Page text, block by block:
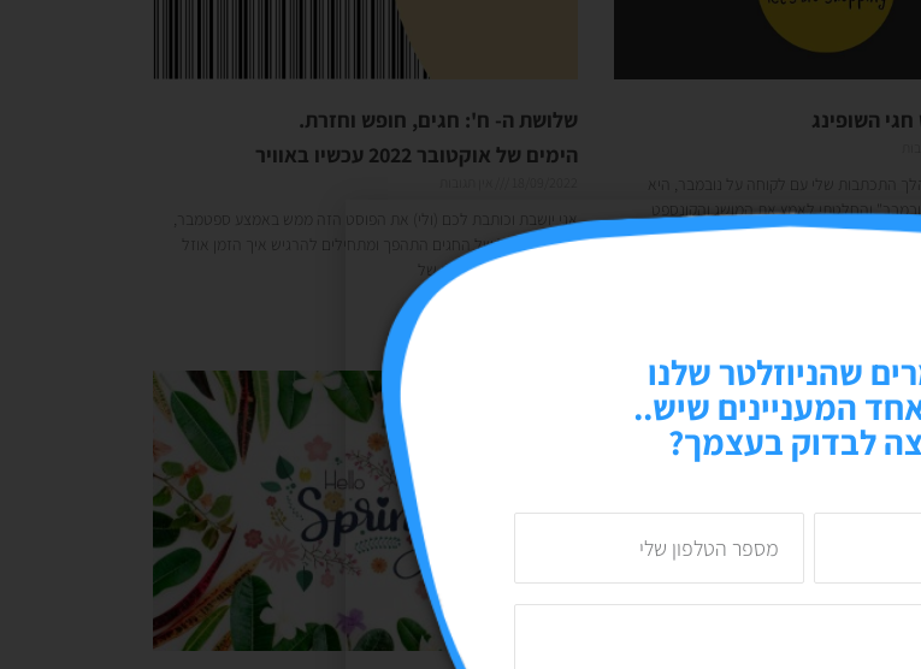
השופינג
התכתבות שלי עם לקוחה על נובמבר, היא
והחלטתי לאמץ את המושג והקונספט
אז
שלושת ה- ח': חגים, חופש וחזרת.
הימים של אוקטובר 2022 עכשיו באוויר
אני יושבת וכותבת לכם (ולי) את הפוסט הזה ממש באמצע ספטמבר,
כששעון החול של החגים התהפך ומתחילים להרגיש איך הזמן אוזל
ואנחנו במירוץ המטורף של
שהניוזלטר שלנו
המעניינים שיש..
לבדוק בעצמך?